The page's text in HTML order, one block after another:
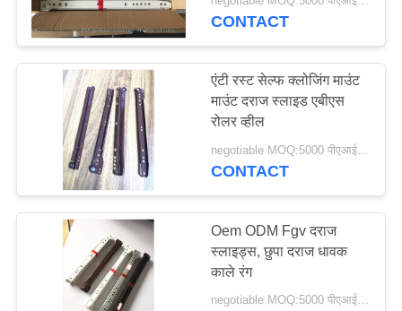
साइटमैप
PRIVACY
POLICY
CONTACT
एंटी रस्ट सेल्फ क्लोजिंग माउंट
माउंट दराज स्लाइड एबीएस
रोलर व्हील
negotiable MOQ:5000 पीएआईआर
CONTACT
Oem ODM Fgv दराज
स्लाइड्स, छुपा दराज धावक
काले रंग
negotiable MOQ:5000 पीएआईआर